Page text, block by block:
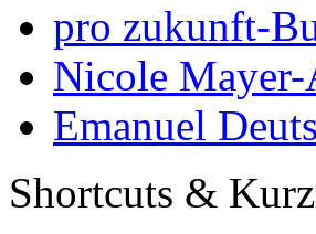
pro zukunft-
Nicole Mayer-
Emanuel
Shortcuts &